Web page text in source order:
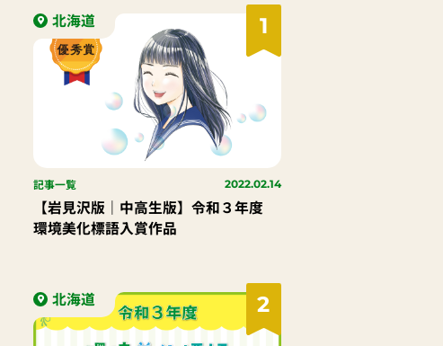
1
北海道
記事一覧 2022.02.14
【岩見沢版｜中高生版】令和３年度
環境美化標語入賞作品
2
北海道